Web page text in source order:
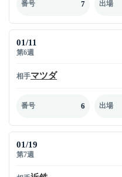
番号 7 出場
01/11
第6週
相手マツダ
番号 6 出場
01/19
第7週